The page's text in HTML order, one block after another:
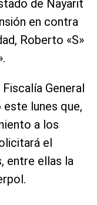
de Nayarit
en contra
Roberto «S»
General
este lunes que,
a los
el
entre ellas la